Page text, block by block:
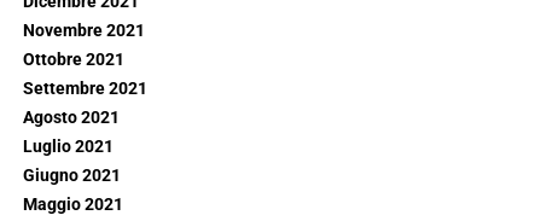
Novembre 2021
Ottobre 2021
Settembre 2021
Agosto 2021
Luglio 2021
Giugno 2021
Maggio 2021